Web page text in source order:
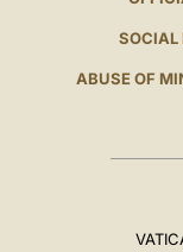
SOCIAL
ABUSE OF